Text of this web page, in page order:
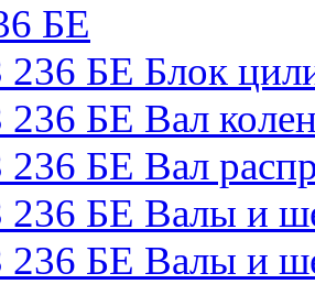
БЕ
БЕ Блок
БЕ Вал
БЕ Вал
БЕ Валы и
БЕ Валы и